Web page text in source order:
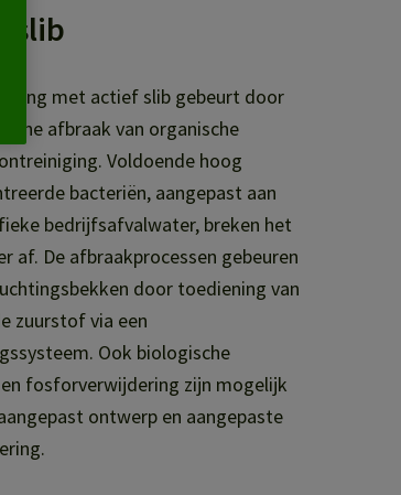
slib
met actief slib gebeurt door
afbraak van organische
Voldoende hoog
bacteriën, aangepast aan
bedrijfsafvalwater, breken het
af. De afbraakprocessen gebeuren
door toediening van
zuurstof via een
Ook biologische
fosforverwijdering zijn mogelijk
ontwerp en aangepaste